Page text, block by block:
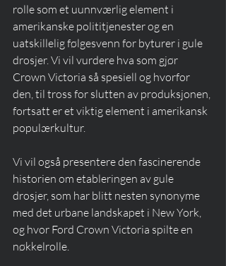
rolle som et uunnværlig element i
amerikanske polititjenester og en
uatskillelig følgesvenn for byturer i gule
drosjer. Vi vil vurdere hva som gjør
Crown Victoria så spesiell og hvorfor
den, til tross for slutten av produksjonen,
fortsatt er et viktig element i amerikansk
populærkultur.
Vi vil også presentere den fascinerende
historien om etableringen av gule
drosjer, som har blitt nesten synonyme
med det urbane landskapet i New York,
og hvor Ford Crown Victoria spilte en
nøkkelrolle.